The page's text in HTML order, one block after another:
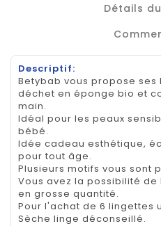
Détails
Descriptif:
Betybab vous propose
déchet en éponge bio et
main.
Idéal pour les peaux
bébé.
Idée cadeau esthétique,
pour tout âge.
Plusieurs motifs vous sont
Vous avez la possibilité
en grosse quantité.
Pour l'achat de 6 lingettes
Sèche linge déconseillé.